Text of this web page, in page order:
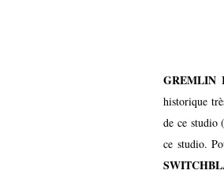
GREMLIN
historique
de ce studio
ce studio.